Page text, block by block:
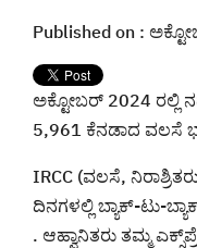
Published on :
ಅಕ್ಟೋಬರ್ 2024 ರಲ್ಲಿ
5,961 ಕೆನಡಾದ ವಲಸೆ
IRCC (ವಲಸೆ,
ದಿನಗಳಲ್ಲಿ ಬ್ಯಾಕ್-ಟು-
. ಆಹ್ವಾನಿತರು ತಮ್ಮ